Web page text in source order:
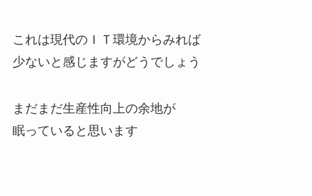
これは現代のＩＴ環境からみれば
少ないと感じますがどうでしょう
まだまだ生産性向上の余地が
眠っていると思います